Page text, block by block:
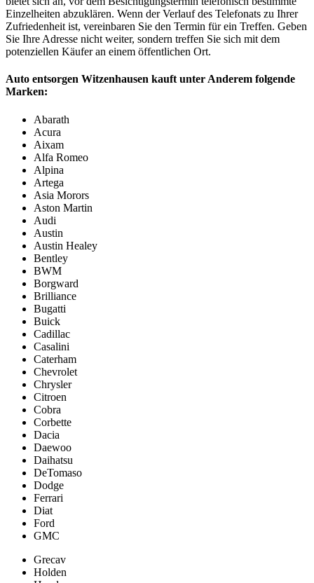
Einzelheiten abzuklären. Wenn der Verlauf des Telefonats zu Ihrer
Zufriedenheit ist, vereinbaren Sie den Termin für ein Treffen. Geben
Sie Ihre Adresse nicht weiter, sondern treffen Sie sich mit dem
potenziellen Käufer an einem öffentlichen Ort.
Auto entsorgen Witzenhausen kauft unter Anderem folgende
Marken:
Abarath
Acura
Aixam
Alfa Romeo
Alpina
Artega
Asia Morors
Aston Martin
Audi
Austin
Austin Healey
Bentley
BWM
Borgward
Brilliance
Bugatti
Buick
Cadillac
Casalini
Caterham
Chevrolet
Chrysler
Citroen
Cobra
Corbette
Dacia
Daewoo
Daihatsu
DeTomaso
Dodge
Ferrari
Diat
Ford
GMC
Grecav
Holden